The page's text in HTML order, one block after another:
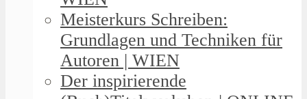
Meisterkurs Schreiben:
Grundlagen und Techniken für
Autoren | WIEN
Der inspirierende